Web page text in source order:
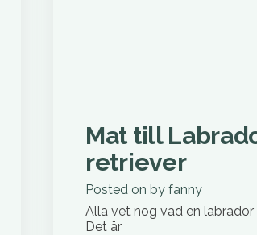
Mat till
retriever
Posted on by fanny
Alla vet nog vad en labrador
Det är